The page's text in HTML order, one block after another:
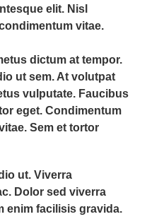
elit. Nisl
vitae.
dictum at tempor.
ut sem. At volutpat
vulputate. Faucibus
eget. Condimentum
Sem et tortor
ut. Viverra
Dolor sed viverra
enim facilisis gravida.